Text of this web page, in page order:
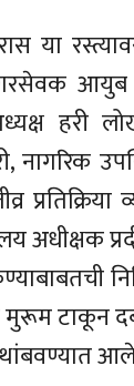
या
हरी
नागरिक
अधीक्षक
मुरूम